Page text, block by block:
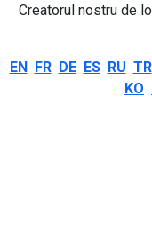
Creatorul nostru de
EN FR DE ES RU TR
KO